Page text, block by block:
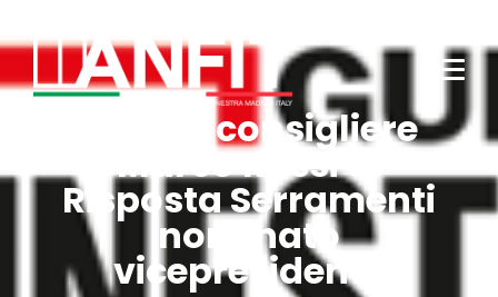
Anfit: il consigliere
Marco Rossi di
Risposta Serramenti
nominato
vicepresidente